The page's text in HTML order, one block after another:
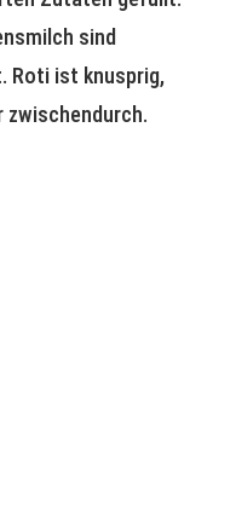
sind
Roti ist knusprig,
zwischendurch.